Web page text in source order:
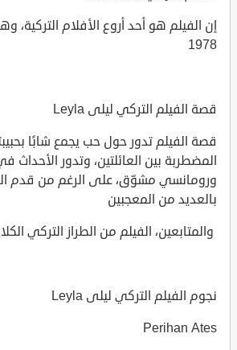
إن الفيلم هو أحد أروع الأفلام التركية،
1978
قصة الفيلم التركي ليلى Leyla
قصة الفيلم تدور حول حب يجمع شابًا
المضطربة بين العائلتين، وتدور الأحداث
ورومانسي مشوّق، على الرغم من قدم
بالعديد من المعجبين
والمتابعين، الفيلم من الطراز التركي
نجوم الفيلم التركي ليلى Leyla
Perihan Ates